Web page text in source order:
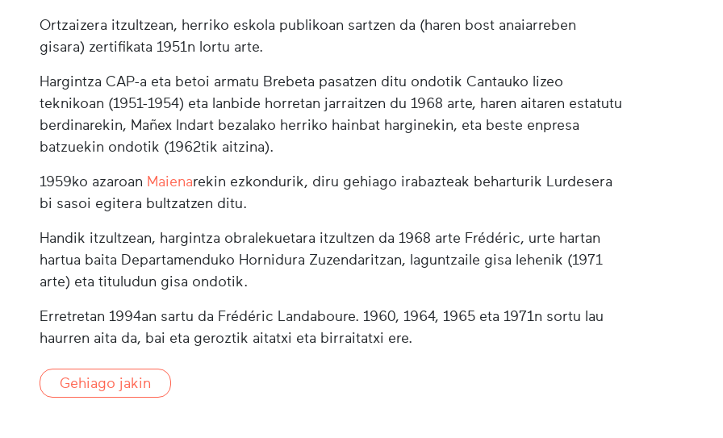
Ortzaizera itzultzean, herriko eskola publikoan sartzen da (haren bost anaiarreben
gisara) zertifikata 1951n lortu arte.
Hargintza CAP-a eta betoi armatu Brebeta pasatzen ditu ondotik Cantauko lizeo
teknikoan (1951-1954) eta lanbide horretan jarraitzen du 1968 arte, haren aitaren estatutu
berdinarekin, Mañex Indart bezalako herriko hainbat harginekin, eta beste enpresa
batzuekin ondotik (1962tik aitzina).
1959ko azaroan Maienarekin ezkondurik, diru gehiago irabazteak beharturik Lurdesera
bi sasoi egitera bultzatzen ditu.
Handik itzultzean, hargintza obralekuetara itzultzen da 1968 arte Frédéric, urte hartan
hartua baita Departamenduko Hornidura Zuzendaritzan, laguntzaile gisa lehenik (1971
arte) eta tituludun gisa ondotik.
Erretretan 1994an sartu da Frédéric Landaboure. 1960, 1964, 1965 eta 1971n sortu lau
haurren aita da, bai eta geroztik aitatxi eta birraitatxi ere.
Gehiago jakin